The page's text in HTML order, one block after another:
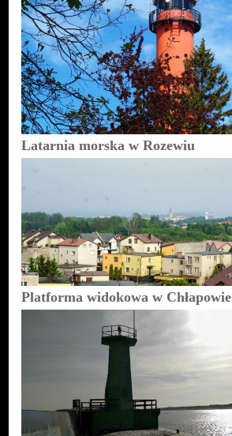
Latarnia morska w Rozewiu
Platforma widokowa w Chłapowie